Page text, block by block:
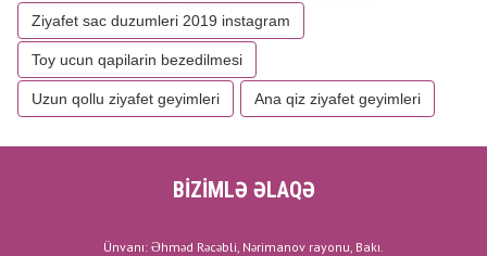
Ziyafet sac duzumleri 2019 instagram
Toy ucun qapilarin bezedilmesi
Uzun qollu ziyafet geyimleri Ana qiz ziyafet geyimleri
BİZİMLƏ ƏLAQƏ
Ünvanı: Əhməd Rəcəbli, Nərimanov rayonu, Bakı.